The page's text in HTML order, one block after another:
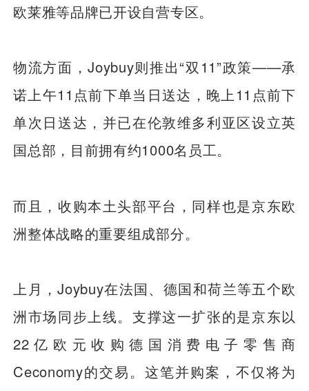
欧莱雅等品牌已开设自营专区。
物流方面，Joybuy则推出“双11”政策——承
诺上午11点前下单当日送达，晚上11点前下
单次日送达，并已在伦敦维多利亚区设立英
国总部，目前拥有约1000名员工。
而且，收购本土头部平台，同样也是京东欧
洲整体战略的重要组成部分。
上月，Joybuy在法国、德国和荷兰等五个欧
洲市场同步上线。支撑这一扩张的是京东以
22亿欧元收购德国消费电子零售商
Ceconomy的交易。这笔并购案，不仅将为